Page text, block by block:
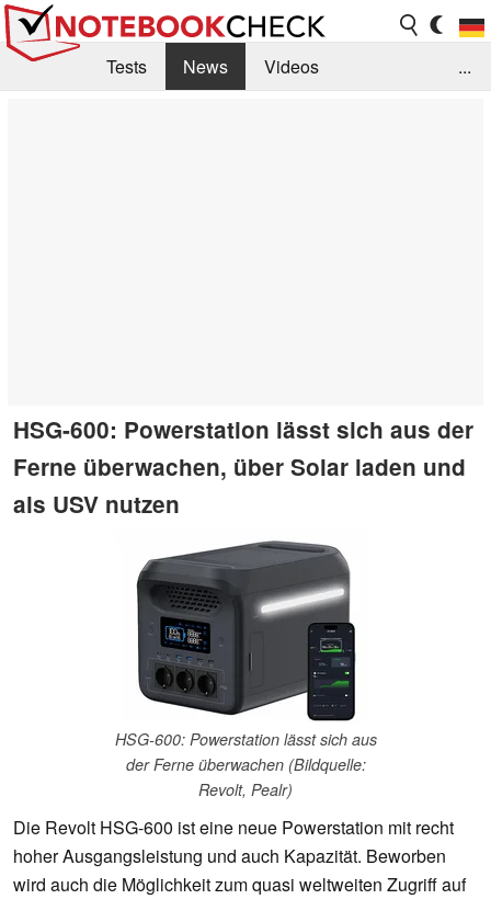
Tests News
Videos
...
HSG-600: Powerstation lässt sich aus der
Ferne überwachen, über Solar laden und
als USV nutzen
HSG-600: Powerstation lässt sich aus
der Ferne überwachen (Bildquelle:
Revolt, Pealr)
Die Revolt HSG-600 ist eine neue Powerstation mit recht
hoher Ausgangsleistung und auch Kapazität. Beworben
wird auch die Möglichkeit zum quasi weltweiten Zugriff auf